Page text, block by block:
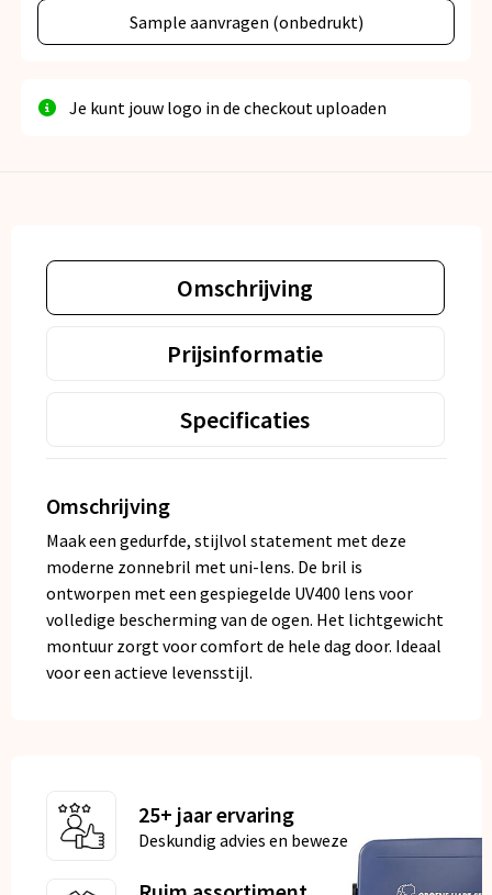
Sample aanvragen (onbedrukt)
Je kunt jouw logo in de checkout uploaden
Omschrijving
Prijsinformatie
Specificaties
Omschrijving
Maak een gedurfde, stijlvol statement met deze
moderne zonnebril met uni-lens. De bril is
ontworpen met een gespiegelde UV400 lens voor
volledige bescherming van de ogen. Het lichtgewicht
montuur zorgt voor comfort de hele dag door. Ideaal
voor een actieve levensstijl.
25+ jaar ervaring
Deskundig advies en bewezen kwaliteit